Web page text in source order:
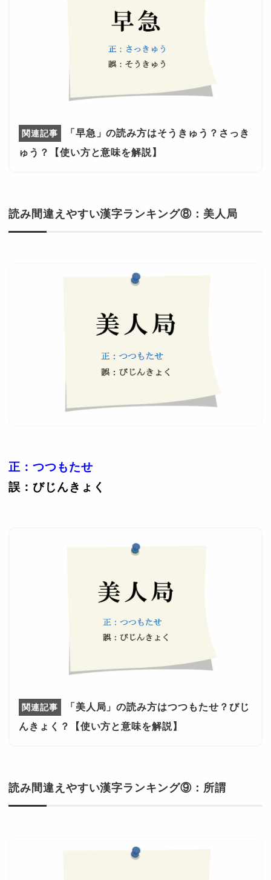
「早急」の読み方はそうきゅう？さっき
ゅう？【使い方と意味を解説】
読み間違えやすい漢字ランキング⑧：美人局
正：つつもたせ
誤：びじんきょく
「美人局」の読み方はつつもたせ？びじ
んきょく？【使い方と意味を解説】
読み間違えやすい漢字ランキング⑨：所謂